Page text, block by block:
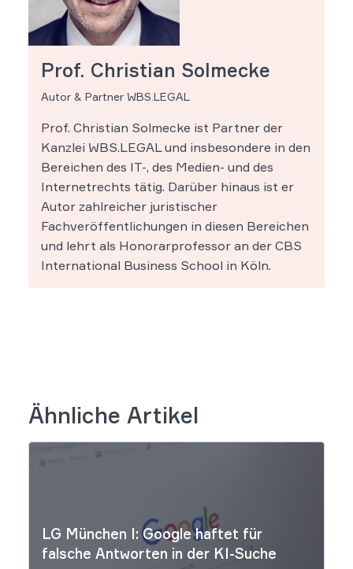
Prof. Christian Solmecke
Autor & Partner WBS.LEGAL
Prof. Christian Solmecke ist Partner der
Kanzlei WBS.LEGAL und insbesondere in den
Bereichen des IT-, des Medien- und des
Internetrechts tätig. Darüber hinaus ist er
Autor zahlreicher juristischer
Fachveröffentlichungen in diesen Bereichen
und lehrt als Honorarprofessor an der CBS
International Business School in Köln.
Ähnliche Artikel
LG München I: Google haftet für
falsche Antworten in der KI-Suche